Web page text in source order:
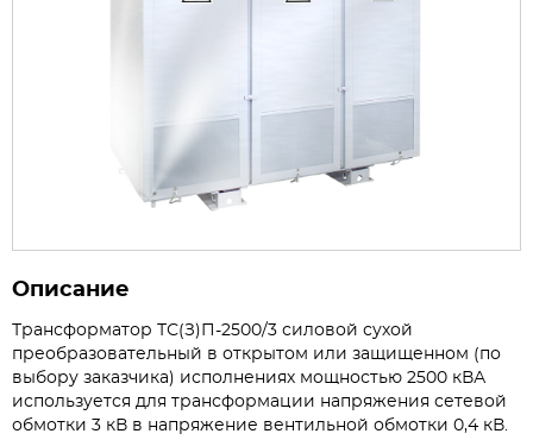
Описание
Трансформатор ТС(З)П-2500/3 силовой сухой
преобразовательный в открытом или защищенном (по
выбору заказчика) исполнениях мощностью 2500 кВА
используется для трансформации напряжения сетевой
обмотки 3 кВ в напряжение вентильной обмотки 0,4 кВ.